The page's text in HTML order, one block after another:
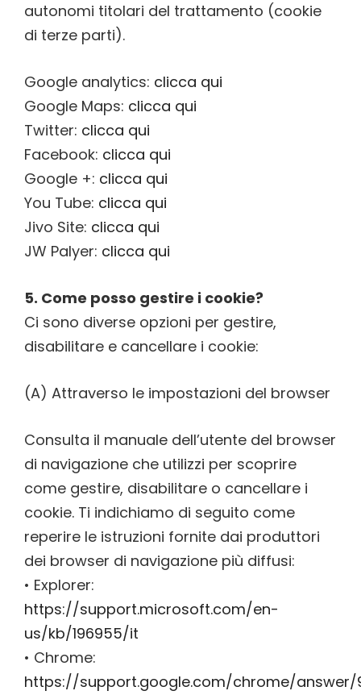
autonomi titolari del trattamento (cookie
di terze parti).
Google analytics: clicca qui
Google Maps: clicca qui
Twitter: clicca qui
Facebook: clicca qui
Google +: clicca qui
You Tube: clicca qui
Jivo Site: clicca qui
JW Palyer: clicca qui
5. Come posso gestire i cookie?
Ci sono diverse opzioni per gestire,
disabilitare e cancellare i cookie:
(A) Attraverso le impostazioni del browser
Consulta il manuale dell’utente del browser
di navigazione che utilizzi per scoprire
come gestire, disabilitare o cancellare i
cookie. Ti indichiamo di seguito come
reperire le istruzioni fornite dai produttori
dei browser di navigazione più diffusi:
• Explorer:
https://support.microsoft.com/en-
us/kb/196955/it
• Chrome:
https://support.google.com/chrome/answer/